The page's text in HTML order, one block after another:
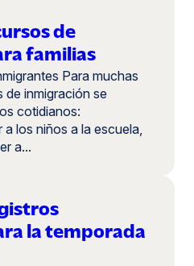
de
familias
Para muchas
de inmigración se
cotidianos:
los niños a la escuela,
a...
la temporada